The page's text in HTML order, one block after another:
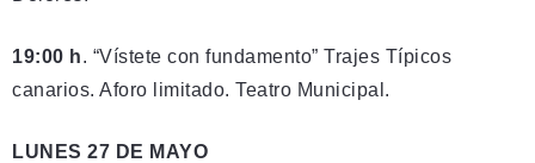
19:00 h. “Vístete con fundamento” Trajes Típicos
canarios. Aforo limitado. Teatro Municipal.
LUNES 27 DE MAYO